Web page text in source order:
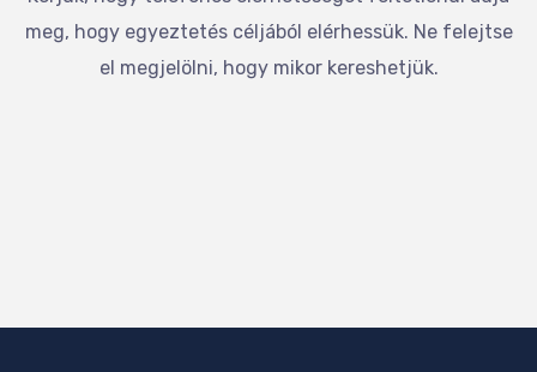
meg, hogy egyeztetés céljából elérhessük. Ne felejtse
el megjelölni, hogy mikor kereshetjük.